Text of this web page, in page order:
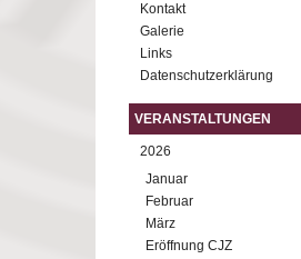
Kontakt
Galerie
Links
Datenschutzerklärung
VERANSTALTUNGEN
2026
Januar
Februar
März
Eröffnung CJZ